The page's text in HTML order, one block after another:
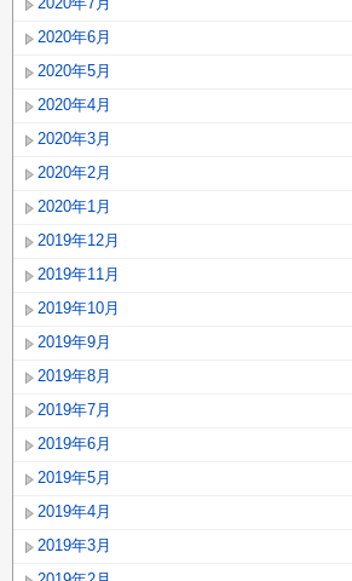
2020年6月
2020年5月
2020年4月
2020年3月
2020年2月
2020年1月
2019年12月
2019年11月
2019年10月
2019年9月
2019年8月
2019年7月
2019年6月
2019年5月
2019年4月
2019年3月